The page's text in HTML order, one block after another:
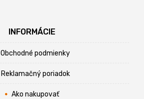
INFORMÁCIE
Obchodné podmienky
Reklamačný poriadok
Ako nakupovať